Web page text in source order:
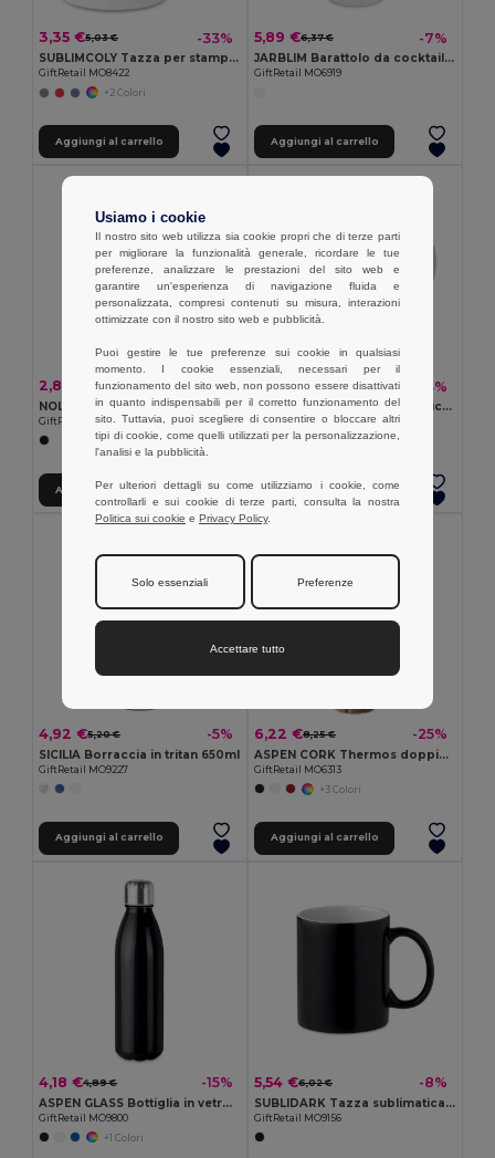
3,35 €5,03 € -33%
SUBLIMCOLY Tazza per stampa in sublimazio
GiftRetail MO8422
+2 Colori
Aggiungi al carrello
5,89 €6,37 € -7%
JARBLIM Barattolo da cocktail 400 ml
GiftRetail MO6919
Aggiungi al carrello
2,80 € 3,24 € -14%
NOLA Tazza da Caffè Termica Riutilizzabile 300 ml
GiftRetail MO6582
Aggiungi al carrello
3,00 €3,87 € -23%
MINI SUBLIM Tazza sublimatica small
GiftRetail MO9244
Aggiungi al carrello
4,92 €5,20 € -5%
SICILIA Borraccia in tritan 650ml
GiftRetail MO9227
Aggiungi al carrello
6,22 €8,25 € -25%
ASPEN CORK Thermos doppio strato. 600ml
GiftRetail MO6313
+3 Colori
Aggiungi al carrello
4,18 €4,89 € -15%
ASPEN GLASS Bottiglia in vetro 650ml
GiftRetail MO9800
+1 Colori
5,54 €6,02 € -8%
SUBLIDARK Tazza sublimatica 300ml
GiftRetail MO9156
Usiamo i cookie
Il nostro sito web utilizza sia cookie propri che di terze parti
per migliorare la funzionalità generale, ricordare le tue
preferenze, analizzare le prestazioni del sito web e
garantire un'esperienza di navigazione fluida e
personalizzata, compresi contenuti su misura, interazioni
ottimizzate con il nostro sito web e pubblicità.
Puoi gestire le tue preferenze sui cookie in qualsiasi
momento. I cookie essenziali, necessari per il
funzionamento del sito web, non possono essere disattivati
in quanto indispensabili per il corretto funzionamento del
sito. Tuttavia, puoi scegliere di consentire o bloccare altri
tipi di cookie, come quelli utilizzati per la personalizzazione,
l'analisi e la pubblicità.
Per ulteriori dettagli su come utilizziamo i cookie, come
controllarli e sui cookie di terze parti, consulta la nostra
Politica sui cookie e Privacy Policy.
Solo essenziali Preferenze
Accettare tutto